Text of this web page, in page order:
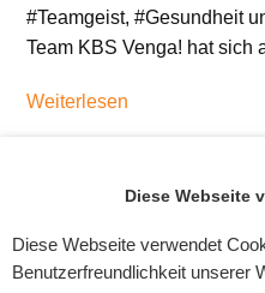
#Teamgeist, #Gesundheit
Team KBS Venga! hat sich
Weiterlesen
Diese Webseite
Diese Webseite verwendet
Benutzerfreundlichkeit unserer